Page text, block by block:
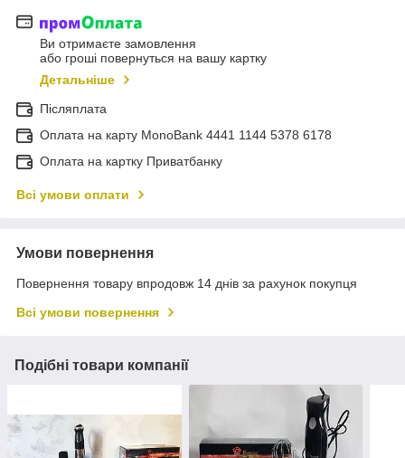
Ви отримаєте замовлення
або гроші повернуться на вашу картку
Детальніше
Післяплата
Оплата на карту MonoBank 4441 1144 5378 6178
Оплата на картку Приватбанку
Всі умови оплати
Умови повернення
Повернення товару впродовж 14 днів за рахунок покупця
Всі умови повернення
Подібні товари компанії